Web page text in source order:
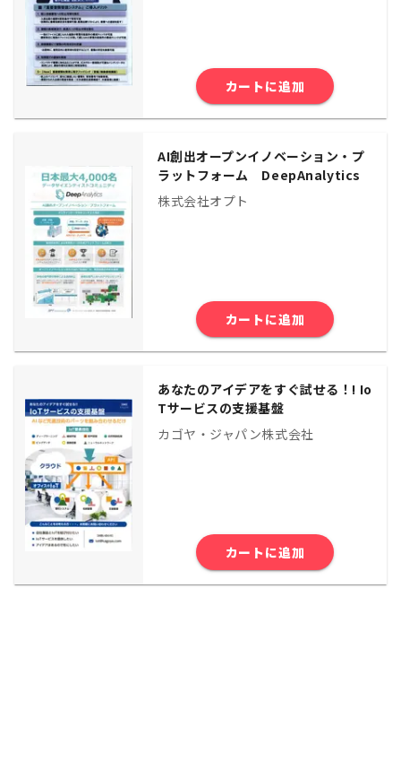
カートに追加
AI創出オープンイノベーション・プ
ラットフォーム DeepAnalytics
株式会社オプト
カートに追加
あなたのアイデアをすぐ試せる！! Io
Tサービスの支援基盤
カゴヤ・ジャパン株式会社
カートに追加